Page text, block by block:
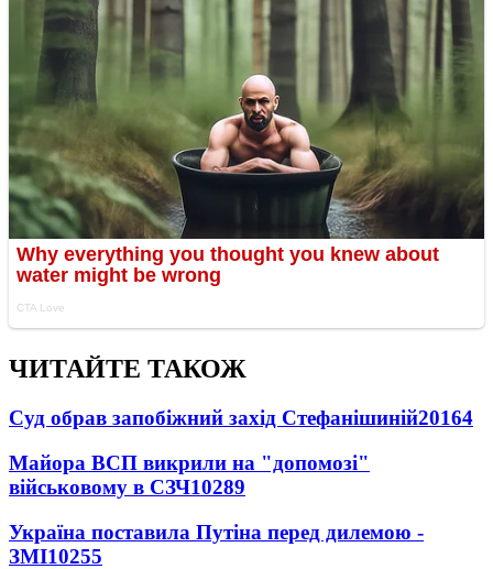
ЧИТАЙТЕ ТАКОЖ
Суд обрав запобіжний захід Стефанішиній20164
Майора ВСП викрили на "допомозі"
військовому в СЗЧ10289
Україна поставила Путіна перед дилемою -
ЗМІ10255